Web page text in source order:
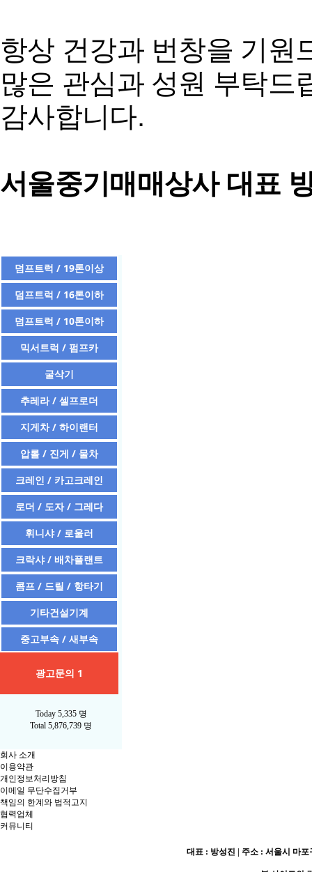
항상 건강과 번창을 기원
많은 관심과 성원 부탁드
감사합니다.
서울중기매매상사 대표
덤프트럭 / 19톤이상
덤프트럭 / 16톤이하
덤프트럭 / 10톤이하
믹서트럭 / 펌프카
굴삭기
추레라 / 셀프로더
지게차 / 하이랜터
압롤 / 진게 / 물차
크레인 / 카고크레인
로더 / 도자 / 그레다
휘니샤 / 로울러
크락샤 / 배차플랜트
콤프 / 드릴 / 항타기
기타건설기계
중고부속 / 새부속
광고문의 1
Today 5,335 명
Total 5,876,739 명
회사 소개
이용약관
개인정보처리방침
이메일 무단수집거부
책임의 한계와 법적고지
협력업체
커뮤니티
대표 : 방성진 | 주소 : 서울시 마